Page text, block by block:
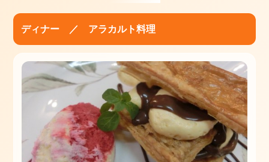
ディナー ／ アラカルト料理